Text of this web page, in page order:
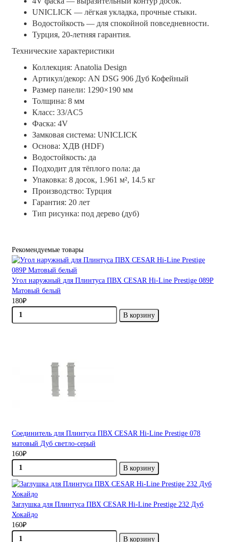
UNICLICK — лёгкая укладка, прочные стыки.
Водостойкость — для спокойной повседневности.
Турция, 20‑летняя гарантия.
Технические характеристики
Коллекция: Anatolia Design
Артикул/декор: AN DSG 906 Дуб Кофейный
Размер панели: 1290×190 мм
Толщина: 8 мм
Класс: 33/AC5
Фаска: 4V
Замковая система: UNICLICK
Основа: ХДВ (HDF)
Водостойкость: да
Подходит для тёплого пола: да
Упаковка: 8 досок, 1.961 м², 14.5 кг
Производство: Турция
Гарантия: 20 лет
Тип рисунка: под дерево (дуб)
Рекомендуемые товары
Угол наружный для Плинтуса ПВХ CESAR Hi-Line Prestige 089P
Матовый белый
180₽
В корзину
Соединитель для Плинтуса ПВХ CESAR Hi-Line Prestige 078
матовый Дуб светло-серый
160₽
В корзину
Заглушка для Плинтуса ПВХ CESAR Hi-Line Prestige 232 Дуб
Хокайдо
160₽
В корзину